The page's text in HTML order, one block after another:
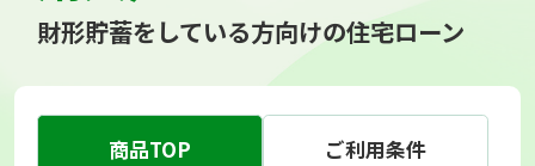
財形貯蓄をしている方向けの住宅ローン
商品TOP ご利用条件